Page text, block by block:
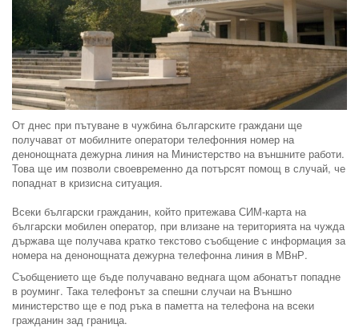
От днес при пътуване в чужбина българските граждани ще
получават от мобилните оператори телефонния номер на
денонощната дежурна линия на Министерство на външните работи.
Това ще им позволи своевременно да потърсят помощ в случай, че
попаднат в кризисна ситуация.
Всеки български гражданин, който притежава СИМ-карта на
български мобилен оператор, при влизане на територията на чужда
държава ще получава кратко текстово съобщение с информация за
номера на денонощната дежурна телефонна линия в МВнР.
Съобщението ще бъде получавано веднага щом абонатът попадне
в роуминг. Така телефонът за спешни случаи на Външно
министерство ще е под ръка в паметта на телефона на всеки
гражданин зад граница.